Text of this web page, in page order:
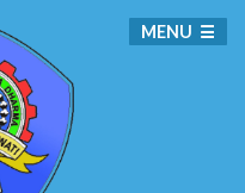
MENU